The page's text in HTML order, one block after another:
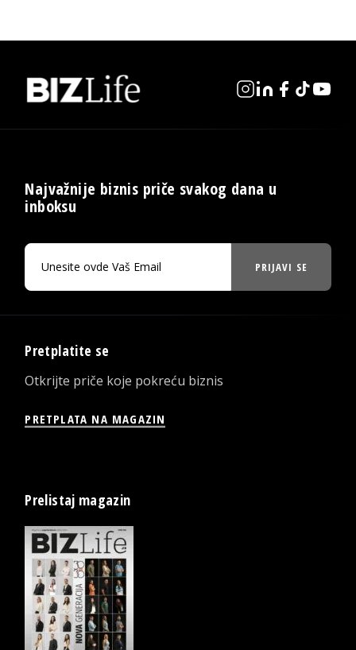
Najvažnije biznis priče svakog dana u
inboksu
PRIJAVI SE
Pretplatite se
Otkrijte priče koje pokreću biznis
PRETPLATA NA MAGAZIN
Prelistaj magazin